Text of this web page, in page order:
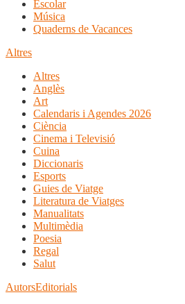
Escolar
Música
Quaderns de Vacances
Altres
Altres
Anglès
Art
Calendaris i Agendes 2026
Ciència
Cinema i Televisió
Cuina
Diccionaris
Esports
Guies de Viatge
Literatura de Viatges
Manualitats
Multimèdia
Poesia
Regal
Salut
AutorsEditorials